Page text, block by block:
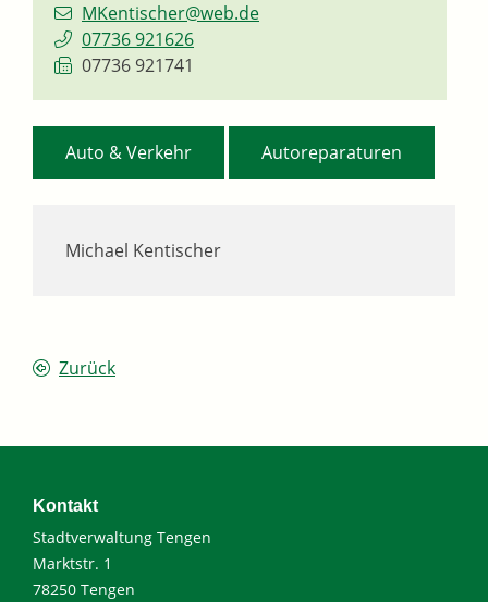
MKentischer@web.de
07736 921626
07736 921741
Michael Kentischer
Auto & Verkehr Autoreparaturen
Zurück
Kontakt
Stadtverwaltung Tengen
Marktstr. 1
78250 Tengen